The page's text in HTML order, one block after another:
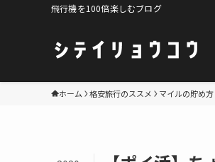
飛行機を100倍楽しむブログ
ホーム 格安旅行のススメ マイルの貯め方